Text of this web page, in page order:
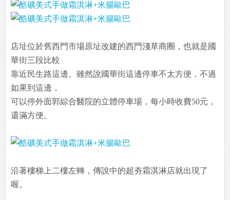
店址位於舊西門市場原址改建的西門淺草商圈，也就是國
華街三段比較
靠近民生路這邊。雖然說國華街這邊停車不太方便，不過
如果到這邊，
可以停外面郭綜合醫院的立體停車場，每小時收費50元，
還滿方便。
沿著樓梯上二樓左轉，傳說中的超夯霜淇淋店就出現了
喔。